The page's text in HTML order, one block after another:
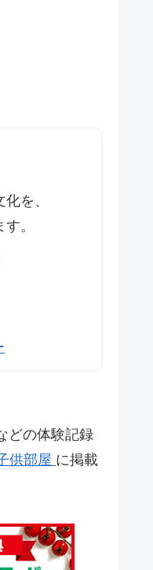
を、
。
どの体験記録
供部屋 に掲載